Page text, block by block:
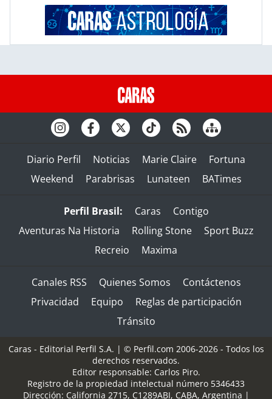
Diario Perfil Noticias Marie Claire
Fortuna
Weekend
Parabrisas Lunateen BATimes
Perfil Brasil: Caras
Contigo
Aventuras Na Historia
Rolling Stone
Sport Buzz
Recreio
Maxima
Canales RSS Quienes Somos
Contáctenos
Privacidad
Equipo
Reglas de participación
Tránsito
Caras - Editorial Perfil S.A. | © Perfil.com 2006-2026 - Todos los
derechos reservados.
Editor responsable: Carlos Piro.
Registro de la propiedad intelectual número 5346433
Dirección: California 2715, C1289ABI, CABA, Argentina |